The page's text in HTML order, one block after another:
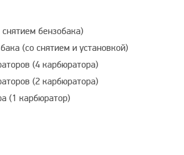
бензобака)
(со снятием и установкой)
(4 карбюратора)
(2 карбюратора)
(1 карбюратор)